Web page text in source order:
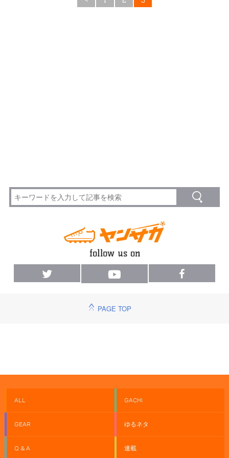
PAGE TOP
ALL GACHI
GEAR ゆるネタ
Q & A 連載